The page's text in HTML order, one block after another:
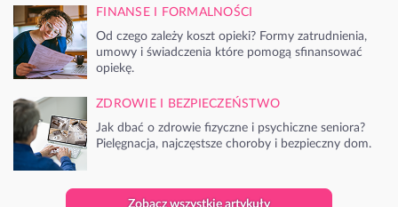
FINANSE I FORMALNOŚCI
Od czego zależy koszt opieki? Formy zatrudnienia,
umowy i świadczenia które pomogą sfinansować
opiekę.
ZDROWIE I BEZPIECZEŃSTWO
Jak dbać o zdrowie fizyczne i psychiczne seniora?
Pielęgnacja, najczęstsze choroby i bezpieczny dom.
Zobacz wszystkie artykuły